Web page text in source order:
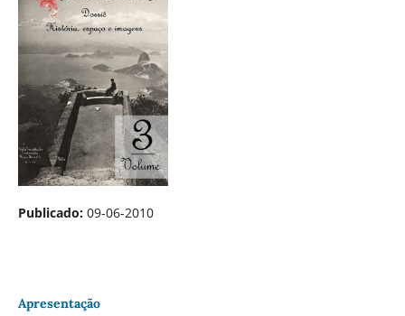
Publicado: 09-06-2010
Apresentação